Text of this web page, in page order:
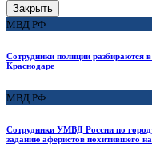
Закрыть
МВД РФ
Сотрудники полиции разбираются
Краснодаре
МВД РФ
Сотрудники УМВД России по
заданию аферистов похитившего